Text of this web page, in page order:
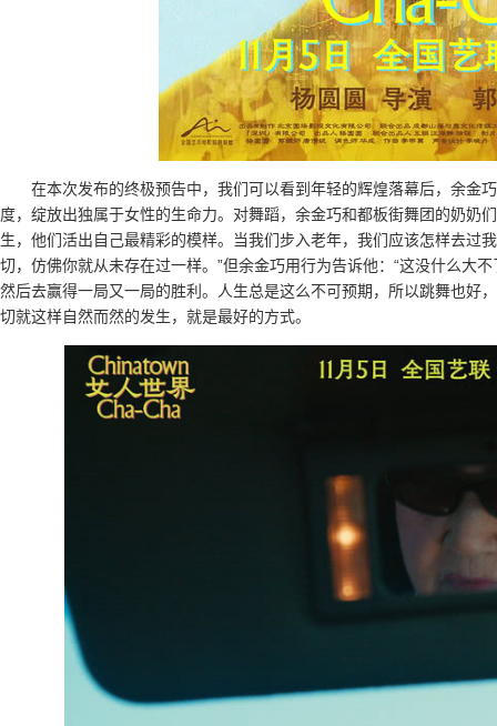
在本次发布的终极预告中，我们可以看到年轻的辉煌落幕后，余金
度，绽放出独属于女性的生命力。对舞蹈，余金巧和都板街舞团的奶奶
生，他们活出自己最精彩的模样。当我们步入老年，我们应该怎样去过
切，仿佛你就从未存在过一样。”但余金巧用行为告诉他：“这没什么
然后去赢得一局又一局的胜利。人生总是这么不可预期，所以跳舞也好
切就这样自然而然的发生，就是最好的方式。